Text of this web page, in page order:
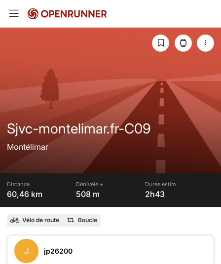
Sjvc-montelimar.fr-C09
Montélimar
Distance
60,46 km
Dénivelé +
508 m
Durée estim.
2h43
Vélo de route Boucle
J jp26200